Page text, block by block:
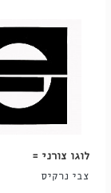
לוגו צורני =
צבי נרקיס